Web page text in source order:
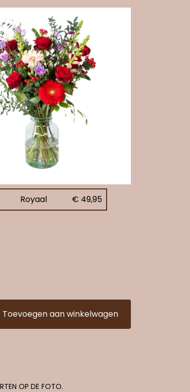
Royaal € 49,95
Toevoegen aan winkelwagen
OP DE FOTO.